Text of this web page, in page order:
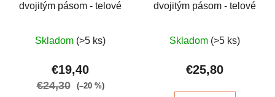
dvojitým pásom - telové
hodnotenie
produktu
Skladom (>5 ks)
€19,40
€24,30 (–20 %)
dvojitým pásom - telové
hodnotenie
produktu
Skladom (>5 ks)
€25,80